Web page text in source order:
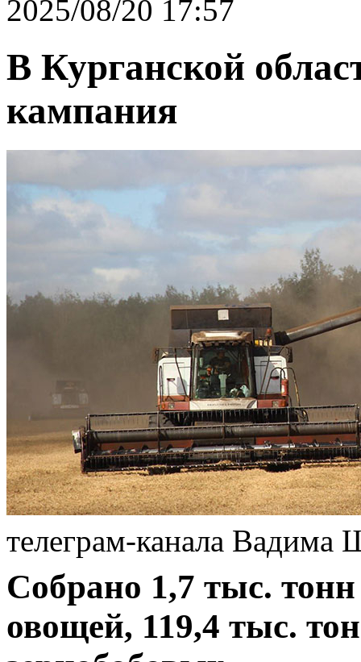
2025/08/20 17:57
В Курганской
кампания
телеграм-канала Вадима
Собрано 1,7 тыс.
овощей, 119,4 тыс.